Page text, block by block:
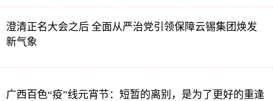
澄清正名大会之后 全面从严治党引领保障云锡集团焕发
新气象
广西百色“疫”线元宵节：短暂的离别，是为了更好的重逢